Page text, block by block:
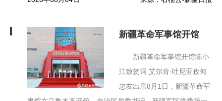
新疆革命军事馆开馆
新疆革命军事馆开馆陈小
江致贺词 艾尔肯·吐尼亚孜何
忠友出席8月1日，新疆革命军